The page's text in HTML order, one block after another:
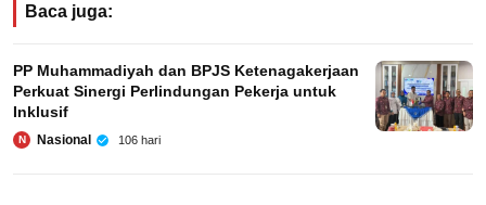
Baca juga:
PP Muhammadiyah dan BPJS Ketenagakerjaan
Perkuat Sinergi Perlindungan Pekerja untuk
Inklusif
N Nasional 106 hari